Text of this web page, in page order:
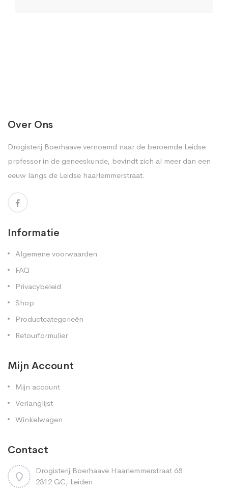
Over Ons
Drogisterij Boerhaave vernoemd naar de beroemde Leidse
professor in de geneeskunde, bevindt zich al meer dan een
eeuw langs de Leidse haarlemmerstraat.
Informatie
Algemene voorwaarden
FAQ
Privacybeleid
Shop
Productcategorieën
Retourformulier
Mijn Account
Mijn account
Verlanglijst
Winkelwagen
Contact
Drogisterij Boerhaave Haarlemmerstraat 68
2312 GC, Leiden